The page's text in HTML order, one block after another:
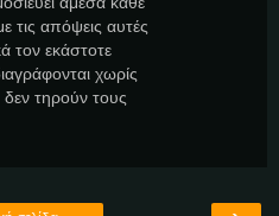
τις απόψεις αυτές
τον εκάστοτε
χωρίς
τηρούν τους